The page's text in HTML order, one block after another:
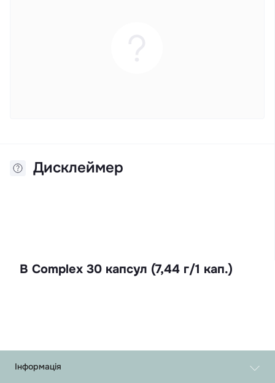
Дисклеймер
B Complex 30 капсул (7,44 г/1 кап.)
Інформація